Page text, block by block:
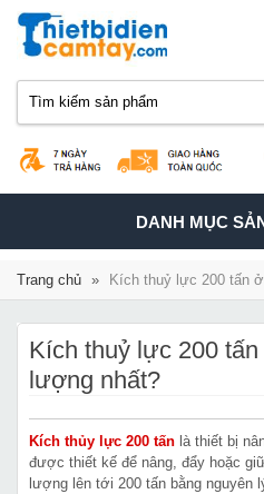
TOGGLE
NAVIGATION
DANH MỤC
Trang chủ » Kích thuỷ lực 200 tấn
Kích thuỷ lực 200
lượng nhất?
Kích thủy lực 200 tấn là thiết bị
được thiết kế để nâng, đẩy hoặc
lượng lên tới 200 tấn bằng nguyên